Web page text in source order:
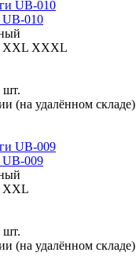
UB-010
XXL XXXL
шт.
(на удалённом складе)
UB-009
XXL
шт.
(на удалённом складе)